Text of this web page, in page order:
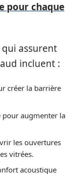
pour chaque
qui assurent
incluent :
créer la barrière
pour augmenter la
les ouvertures
vitrées.
acoustique